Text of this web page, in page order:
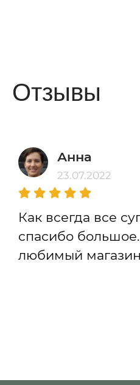
Отзывы
Анна
23.07.2022
Как всегда все
спасибо
любимый